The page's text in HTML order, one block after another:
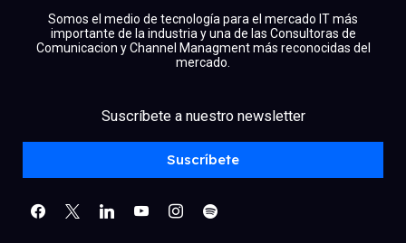
Somos el medio de tecnología para el mercado IT más
importante de la industria y una de las Consultoras de
Comunicacion y Channel Managment más reconocidas del
mercado.
Suscríbete a nuestro newsletter
Suscríbete
linkedinyoutubeinstagram
spotify